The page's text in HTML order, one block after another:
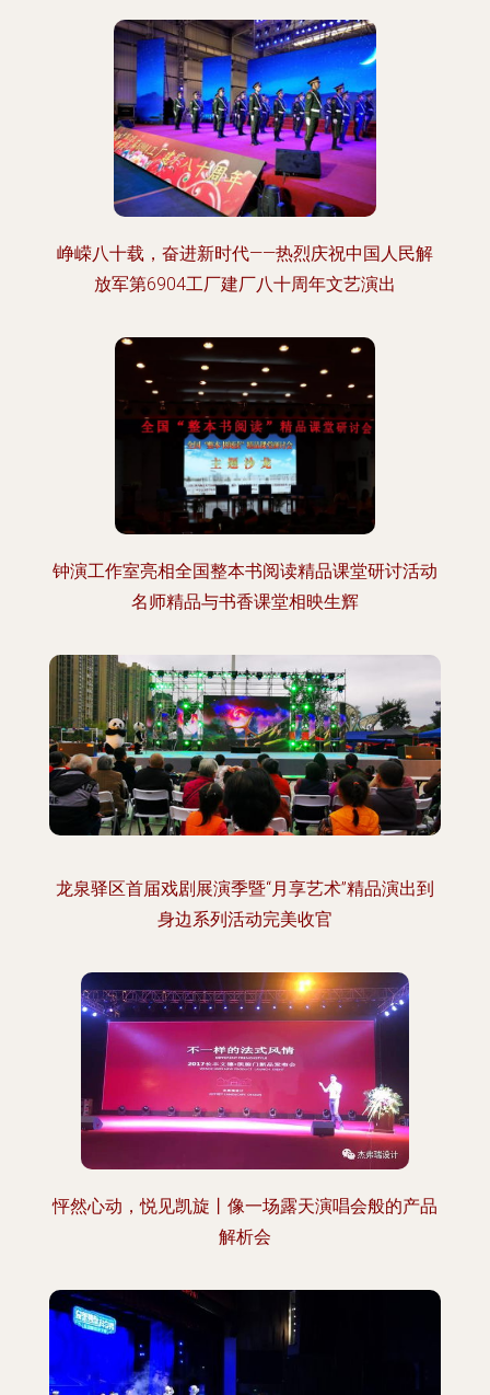
峥嵘八十载，奋进新时代——热烈庆祝中国人民解
放军第6904工厂建厂八十周年文艺演出
钟演工作室亮相全国整本书阅读精品课堂研讨活动
名师精品与书香课堂相映生辉
龙泉驿区首届戏剧展演季暨“月享艺术”精品演出到
身边系列活动完美收官
怦然心动，悦见凯旋丨像一场露天演唱会般的产品
解析会